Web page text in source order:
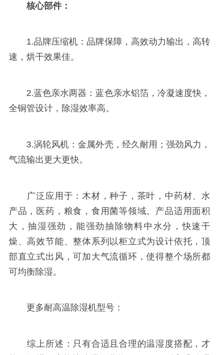
核心部件：
1.品牌压缩机：品牌保障，高效动力输出，高转
速，烘干效果佳。
2.蓝色亲水两器：蓝色亲水铝箔，冷凝速度快，
全铜管设计，除湿效率高。
3.涡轮风机：金属外壳，经久耐用；强劲风力，
气流输出更大更快。
广泛应用于：木材，种子，茶叶，中药材、水
产品，医药，粮食，食用菌等领域。产品适用面积
大，抽湿强劲，能强劲抽除物料中水分，快速干
燥、高效节能、整体系列以柜立式为设计依托，顶
部直立式出风，可加大气流循环，使得整个场所都
可均衡除湿。
更多耐高温除湿机型号：
综上所述：只有合适且合理的温湿度搭配，才